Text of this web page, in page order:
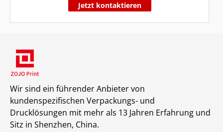
Jetzt kontaktieren
Wir sind ein führender Anbieter von
kundenspezifischen Verpackungs- und
Drucklösungen mit mehr als 13 Jahren Erfahrung und
Sitz in Shenzhen, China.